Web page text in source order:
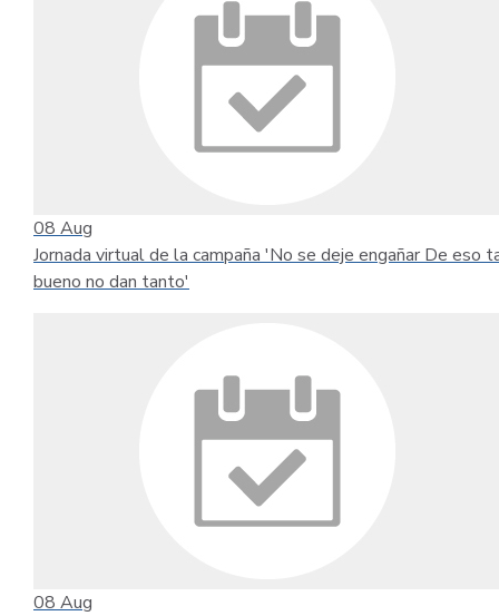
08 Aug
Jornada virtual de la campaña 'No se deje engañar De eso
bueno no dan tanto'
08 Aug